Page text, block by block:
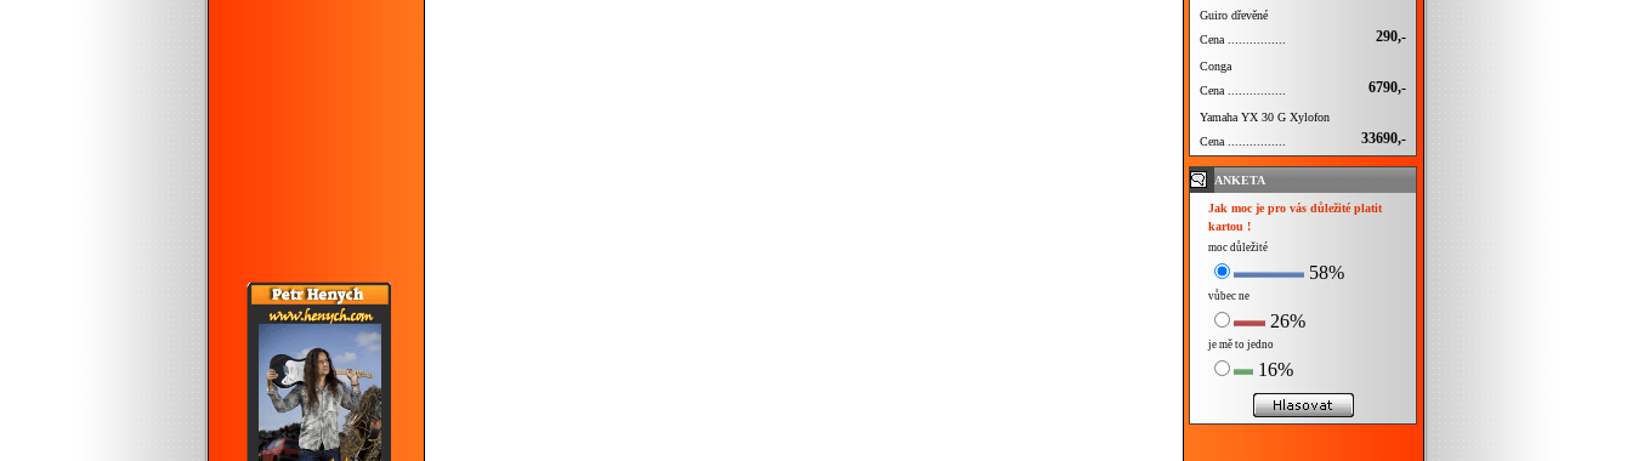
Guiro dřevěné
Cena ................
290,-
Conga
Cena ................
6790,-
Yamaha YX 30 G Xylofon
Cena ................
33690,-
ANKETA
Jak moc je pro vás důležité platit
kartou !
moc důležité
58%
vůbec ne
26%
je mě to jedno
16%